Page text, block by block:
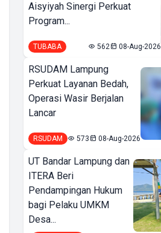
Aisyiyah Sinergi Perkuat
Program...
TUBABA 562 08-Aug-2026
RSUDAM Lampung
Perkuat Layanan Bedah,
Operasi Wasir Berjalan
Lancar
RSUDAM 573 08-Aug-2026
UT Bandar Lampung dan
ITERA Beri
Pendampingan Hukum
bagi Pelaku UMKM
Desa...